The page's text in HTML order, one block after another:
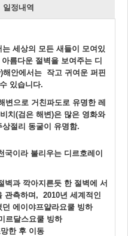
일정내역
세상의 모든 새들이 모여있
름다운 절벽을 보여주는 디
안에서는 작고 귀여운 퍼핀
있습니다.
변으로 거친파도로 유명한 레
치(검은 해변)은 많은 영화와
절리 동굴이 유명함.
국이라 불리우는 디르호레이
벽과 깍아지른듯 한 절벽에 서
관측하며, 2010년 세계적인
에이야프얄라요쿨 빙하
르달스요쿨 빙하
한 후 이동